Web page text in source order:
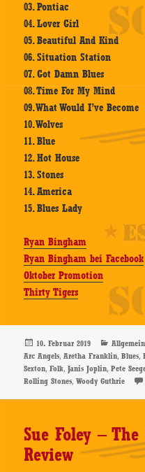
03. Pontiac
04. Lover Girl
05. Beautiful And Kind
06. Situation Station
07. Got Damn Blues
08. Time For My Mind
09. What Would I’ve Become
10. Wolves
11. Blue
12. Hot House
13. Stones
14. America
15. Blues Lady
Ryan Bingham
Ryan Bingham bei Facebook
Oktober Promotion
Thirty Tigers
Veröffentlicht
am
10. Februar 2019 Allgemein
Arc Angels,Aretha Franklin,Blues,
Sexton,Folk,Janis Joplin,Pete
Rolling Stones,Woody Guthrie
Sue Foley –
Review